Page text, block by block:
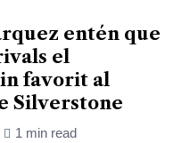
entén que
el
favorit al
Silverstone
1 min read